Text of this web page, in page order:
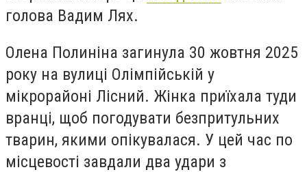
голова Вадим Лях.
Олена Полиніна загинула 30 жовтня 2025
року на вулиці Олімпійській у
мікрорайоні Лісний. Жінка приїхала туди
вранці, щоб погодувати безпритульних
тварин, якими опікувалася. У цей час по
місцевості завдали два удари з